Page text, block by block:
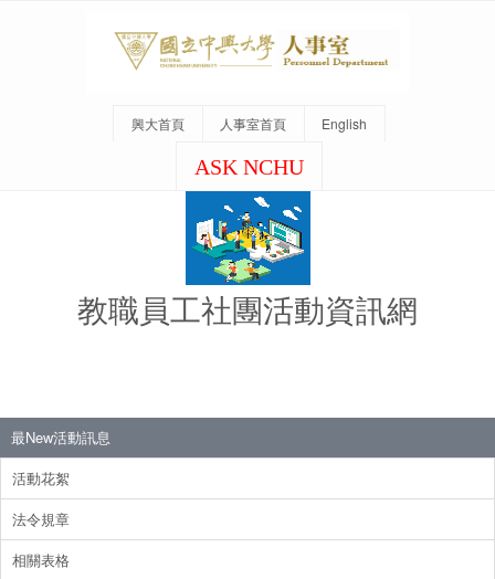
興大首頁 人事室首頁 English
ASK NCHU
教職員工社團活動資訊網
最New活動訊息
活動花絮
法令規章
相關表格